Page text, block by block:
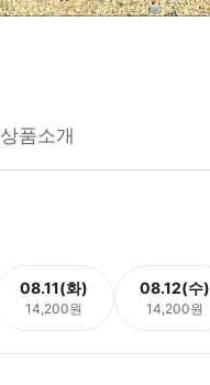
상품소개
08.11(화)
14,200원
08.12(수)
14,200원